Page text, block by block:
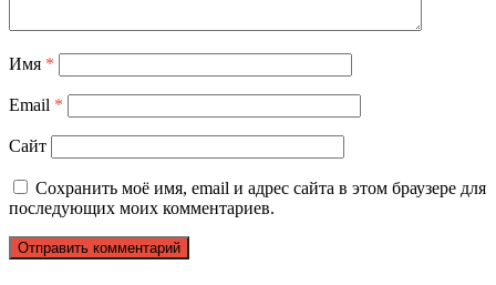
Имя *
Email *
Сайт
Сохранить моё имя, email и адрес сайта в этом браузере для
последующих моих комментариев.